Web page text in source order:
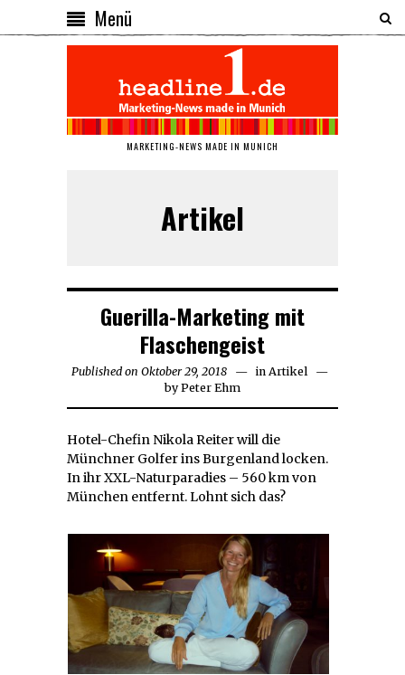
Menü
MARKETING-NEWS MADE IN MUNICH
Artikel
Guerilla-Marketing mit
Flaschengeist
Published on Oktober 29, 2018 Oktober
30,
2018
in Artikel
byPeter Ehm
Hotel-Chefin Nikola Reiter will die
Münchner Golfer ins Burgenland locken.
In ihr XXL-Naturparadies – 560 km von
München entfernt. Lohnt sich das?